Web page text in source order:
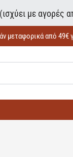
με αγορές
μεταφορικά από 49€